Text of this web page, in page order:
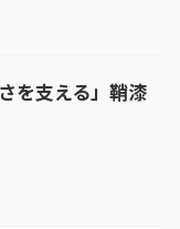
を支える」鞘漆